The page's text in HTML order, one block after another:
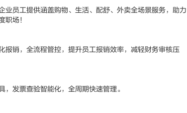
员工提供涵盖购物、生活、配舒、外卖全场景服务，助力
职场！
销，全流程管控，提升员工报销效率，减轻财务审核压
发票查验智能化，全周期快速管理。